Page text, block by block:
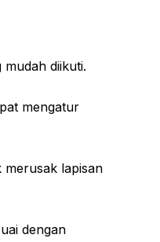
mudah diikuti.
mengatur
merusak lapisan
dengan